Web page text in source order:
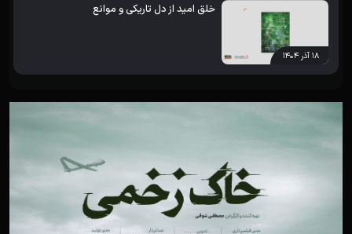
۱۸ آذر ۱۴۰۴
خلق امید از دل تاریکی و موانع